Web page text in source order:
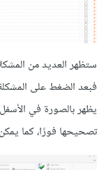
ستظهر العديد من
فبعد الضغط على
يظهر بالصورة في
تصحيحها فورًا، كما